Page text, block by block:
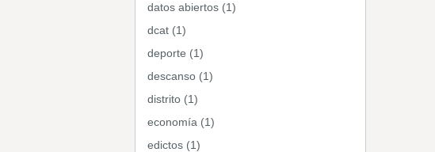
datos abiertos (1)
dcat (1)
deporte (1)
descanso (1)
distrito (1)
economía (1)
edictos (1)